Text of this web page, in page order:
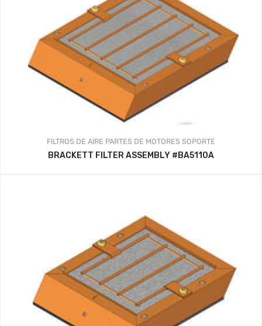
FILTROS DE AIRE PARTES DE MOTORES SOPORTE
BRACKETT FILTER ASSEMBLY #BA5110A